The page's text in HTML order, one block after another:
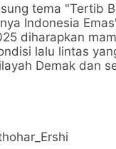
tema "Tertib
Indonesia
diharapkan
lalu lintas
Demak dan